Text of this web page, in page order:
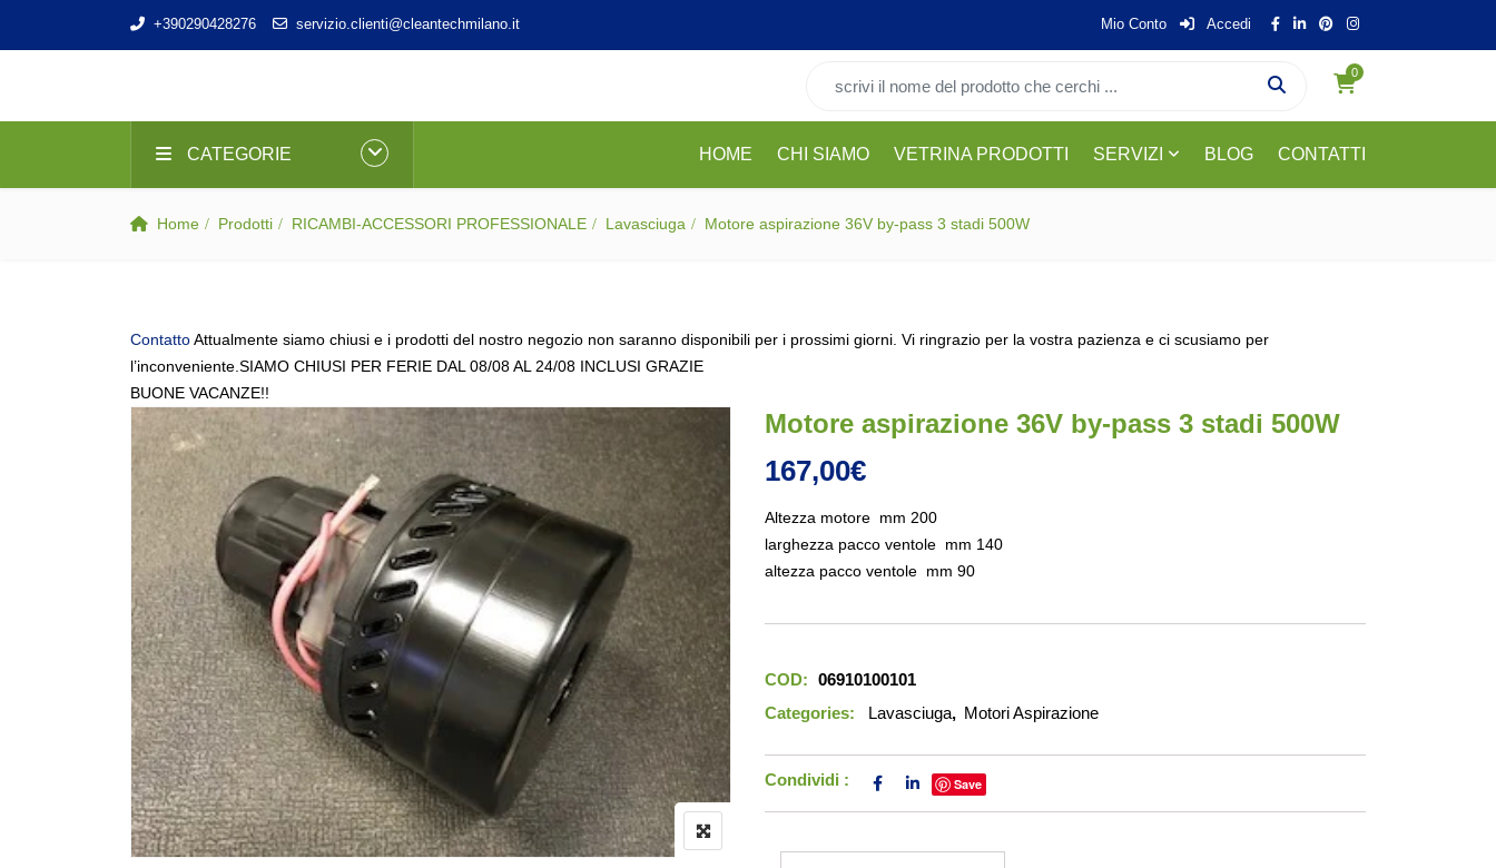
+390290428276 servizio.clienti@cleantechmilano.it Mio Conto Accedi
0
CATEGORIE HOME CHI SIAMO VETRINA PRODOTTI SERVIZI BLOG CONTATTI
Home Prodotti RICAMBI-ACCESSORI PROFESSIONALE Lavasciuga Motore aspirazione 36V by-pass 3 stadi 500W
ContattoAttualmente siamo chiusi e i prodotti del nostro negozio non saranno disponibili per i prossimi giorni. Vi ringrazio per la vostra pazienza e ci scusiamo per
l’inconveniente.SIAMO CHIUSI PER FERIE DAL 08/08 AL 24/08 INCLUSI GRAZIE
BUONE VACANZE!!
Motore aspirazione 36V by-pass 3 stadi 500W
167,00€
Altezza motore mm 200
larghezza pacco ventole mm 140
altezza pacco ventole mm 90
COD: 06910100101
Categories:
Lavasciuga, Motori Aspirazione
Condividi : Save